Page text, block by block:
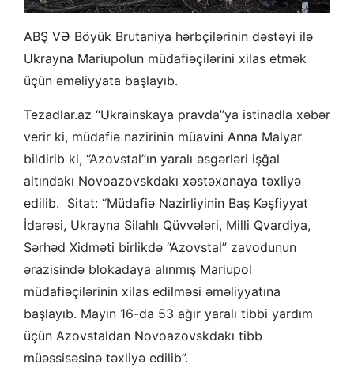
ABŞ VƏ Böyük Brutaniya hərbçilərinin dəstəyi ilə
Ukrayna Mariupolun müdafiəçilərini xilas etmək
üçün əməliyyata başlayıb.
Tezadlar.az “Ukrainskaya pravda”ya istinadla xəbər
verir ki, müdafiə nazirinin müavini Anna Malyar
bildirib ki, “Azovstal”ın yaralı əsgərləri işğal
altındakı Novoazovskdakı xəstəxanaya təxliyə
edilib. Sitat: “Müdafiə Nazirliyinin Baş Kəşfiyyat
İdarəsi, Ukrayna Silahlı Qüvvələri, Milli Qvardiya,
Sərhəd Xidməti birlikdə “Azovstal” zavodunun
ərazisində blokadaya alınmış Mariupol
müdafiəçilərinin xilas edilməsi əməliyyatına
başlayıb. Mayın 16-da 53 ağır yaralı tibbi yardım
üçün Azovstaldan Novoazovskdakı tibb
müəssisəsinə təxliyə edilib”.